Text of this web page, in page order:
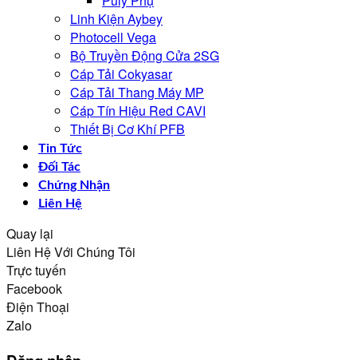
Linh Kiện Aybey
Photocell Vega
Bộ Truyền Động Cửa 2SG
Cáp Tải Cokyasar
Cáp Tải Thang Máy MP
Cáp Tín Hiệu Red CAVI
Thiết Bị Cơ Khí PFB
Tin Tức
Đối Tác
Chứng Nhận
Liên Hệ
Quay lại
Liên Hệ Với Chúng Tôi
Trực tuyến
Facebook
Điện Thoại
Zalo